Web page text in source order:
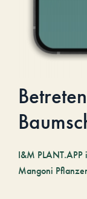
I&M
Mangoni